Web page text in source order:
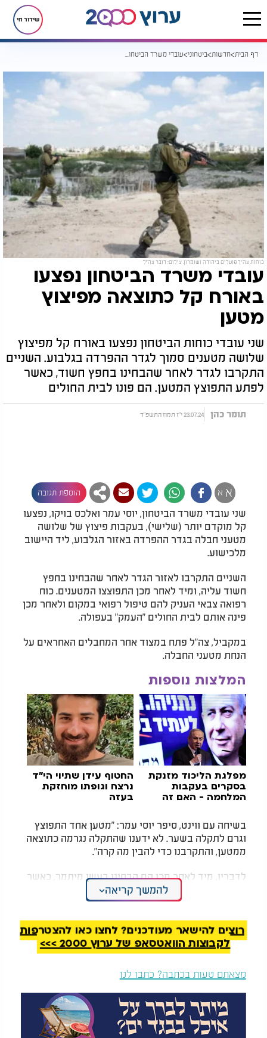
שידור חי
דף הבית חדשות ביטחוני עובדי משרד הביטחון נפצעו באורח קל כתוצאה מפיצוץ מטען
כוחות צה"ל פועלים ביהודה ושומרון. צילום: דובר צה"ל
עובדי משרד הביטחון נפצעו
באורח קל כתוצאה מפיצוץ
מטען
שני עובדי כוחות הביטחון נפצעו באורח קל מפיצוץ
שלושה מטענים סמוך לגדר ההפרדה בגלבוע. השניים
התקרבו לגדר לאחר שהבחינו בחפץ חשוד, כאשר
לפתע התפוצץ המטען. הם פונו לבית החולים
תומר כהן 23.07.24 י"ז תמוז התשפ"ד
א א הוספת תגובה
שני עובדי משרד הביטחון, יוסי עמר ואלכס בויקו, נפצעו
קל מוקדם יותר (שלישי), בעקבות פיצוץ של שלושה
מטעני חבלה בגדר ההפרדה באזור הגלבוע, ליד היישוב
מלכישוע.
השניים התקרבו לאזור הגדר לאחר שהבחינו בחפץ
חשוד עליה, ומיד לאחר מכן התפוצצו המטענים. כוח
רפואה צבאי העניק להם טיפול רפואי במקום ולאחר מכן
פינה אותם לבית החולים "העמק" בעפולה.
במקביל, צה"ל פתח במצוד אחר המחבלים האחראים על
הנחת מטעני החבלה.
המלצות נוספות
מפלגת הליכוד מזנקת
בסקרים בעקבות
המלחמה - האם זה
החטוף עידן שתיוי הי"ד
נרצח וגופתו מוחזקת
בעזה
בשיחה עם ווינט, סיפר יוסי עמר: "מטען אחד התפוצץ
וגרם לתקלה בשער. לא ידענו שהתקלה נגרמה כתוצאה
ממטען, והתקרבנו כדי להבין מה קרה".
לדבריו, מיד לאחר מכן הם הבחינו בעשן מיתמר, כאשר
חברו סבר כי ייתכן ומדובר בטרקטור שנכנס בגדר, אלא
שיוסי שיער כי מדובר במטעם חבלה.
בשלב הזה, כך הוא מספר, הופעל המטען השני, כאשר
"הרכב עף, הכריות נפתחו, ניצלנו בנס". המטען השלישי
הופעל כאשר כוות צה"ל הגיעו למקום האירוע.
להמשך קריאה
רוצים להישאר מעודכנים? לחצו כאן להצטרפות
לקבוצות הוואטסאפ של ערוץ 2000 >>>
מצאתם טעות בכתבה? כתבו לנו